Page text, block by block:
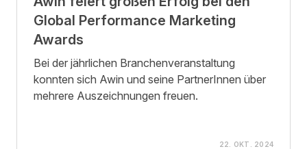
Global Performance Marketing
Awards
Bei der jährlichen Branchenveranstaltung
konnten sich Awin und seine PartnerInnen über
mehrere Auszeichnungen freuen.
22. OKT. 2024